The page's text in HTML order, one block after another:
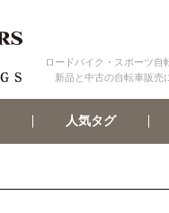
ロードバイク・スポーツ自
新品と中古の自転車販売
人気タグ